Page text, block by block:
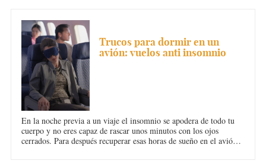
Trucos para dormir en un
avión: vuelos anti insomnio
En la noche previa a un viaje el insomnio se apodera de todo tu
cuerpo y no eres capaz de rascar unos minutos con los ojos
cerrados. Para después recuperar esas horas de sueño en el avión